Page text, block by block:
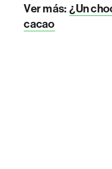
Ver más: ¿Un
cacao